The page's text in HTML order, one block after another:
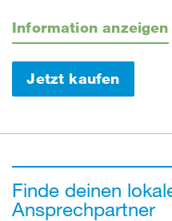
Information anzeigen
Jetzt kaufen
Finde deinen
Ansprechpartner